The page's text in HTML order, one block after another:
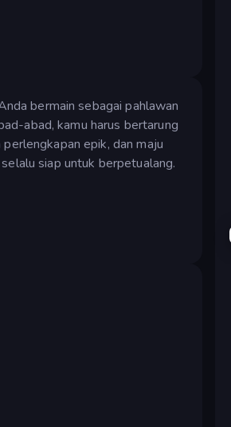
bermain sebagai pahlawan
abad, kamu harus bertarung
epik, dan maju
siap untuk berpetualang.